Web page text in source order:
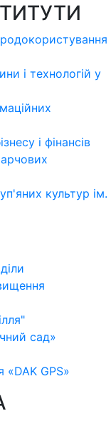
і технологій у
і фінансів
культур ім.
сад»
«DAK GPS»